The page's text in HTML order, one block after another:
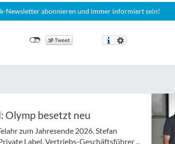
Newsletter abonnieren und immer informiert sein!
Olymp besetzt neu
zum Jahresende 2026. Stefan
Label. Vertriebs-Geschäftsführer ...